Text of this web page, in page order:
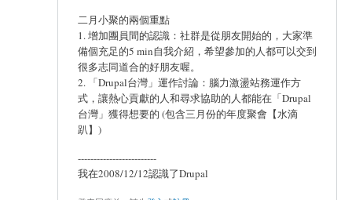
二月小聚的兩個重點
1. 增加團員間的認識：社群是從朋友開始的，大家準
備個充足的5 min自我介紹，希望參加的人都可以交到
很多志同道合的好朋友喔。
2. 「Drupal台灣」運作討論：腦力激盪站務運作方
式，讓熱心貢獻的人和尋求協助的人都能在「Drupal
台灣」獲得想要的 (包含三月份的年度聚會【水滴
趴】)
-------------------------
我在2008/12/12認識了Drupal